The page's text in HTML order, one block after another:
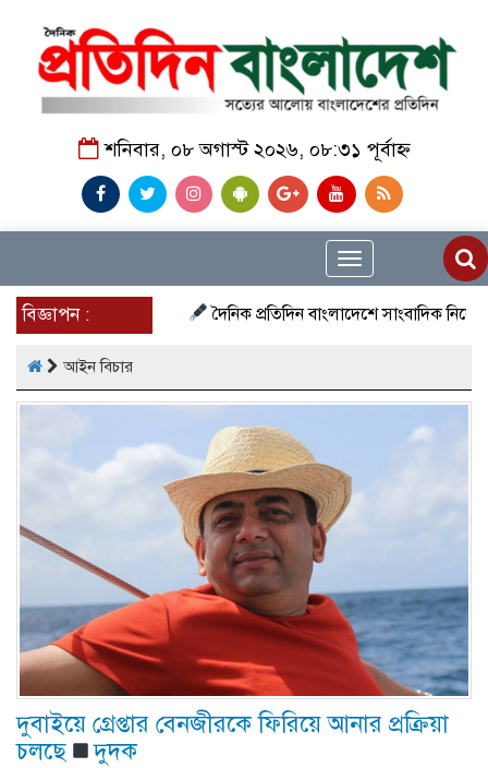
শনিবার, ০৮ অগাস্ট ২০২৬, ০৮:৩১ পূর্বাহ্ন
Toggle
navigation
বিজ্ঞাপন :
দৈনিক প্রতিদিন বাংলাদেশে সাংবাদিক নিয়োগ
আইন বিচার
দুবাইয়ে গ্রেপ্তার বেনজীরকে ফিরিয়ে আনার প্রক্রিয়া
চলছে
দুদক